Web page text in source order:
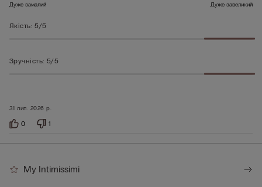
31 лип. 2026 р.
Дуже замалий Дуже завеликий
Якість: 5/5
Зручність: 5/5
0 1
My Intimissimi